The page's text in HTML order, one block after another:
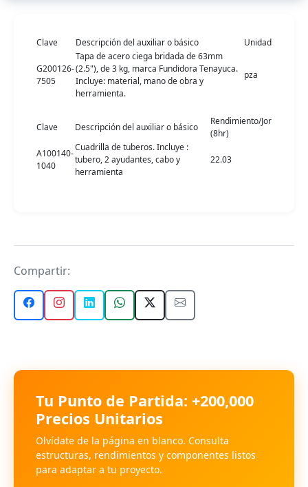
Clave Descripción del auxiliar o básico Unidad
G200126-
7505
Tapa de acero ciega bridada de 63mm
(2.5"), de 3 kg, marca Fundidora Tenayuca.
Incluye: material, mano de obra y
herramienta.
pza
Clave Descripción del auxiliar o básico
Rendimiento/Jor
(8hr)
A100140-
1040
Cuadrilla de tuberos. Incluye :
tubero, 2 ayudantes, cabo y
herramienta
22.03
Compartir:
Tu Punto de Partida: +200,000
Precios Unitarios
Olvídate de la página en blanco. Consulta
estructuras, rendimientos y componentes listos
para adaptar a tu proyecto.